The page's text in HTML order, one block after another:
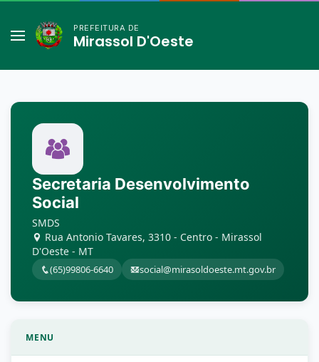
PREFEITURA DE
Mirassol D'Oeste
Secretaria Desenvolvimento
Social
SMDS
Rua Antonio Tavares, 3310 - Centro - Mirassol
D'Oeste - MT
(65)99806-6640 social@mirasoldoeste.mt.gov.br
MENU